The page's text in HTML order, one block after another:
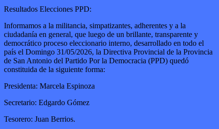
Resultados Elecciones PPD:
Informamos a la militancia, simpatizantes, adherentes y a la
ciudadanía en general, que luego de un brillante, transparente y
democrático proceso eleccionario interno, desarrollado en todo el
país el Domingo 31/05/2026, la Directiva Provincial de la Provincia
de San Antonio del Partido Por la Democracia (PPD) quedó
constituida de la siguiente forma:
Presidenta: Marcela Espinoza
Secretario: Edgardo Gómez
Tesorero: Juan Berrios.